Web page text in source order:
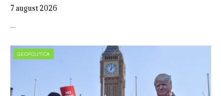
7 august 2026
…
GEOPOLITICA